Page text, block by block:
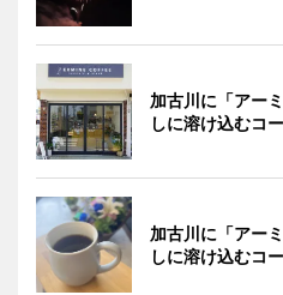
加古川に「アー
しに溶け込むコ
加古川に「アー
しに溶け込むコ